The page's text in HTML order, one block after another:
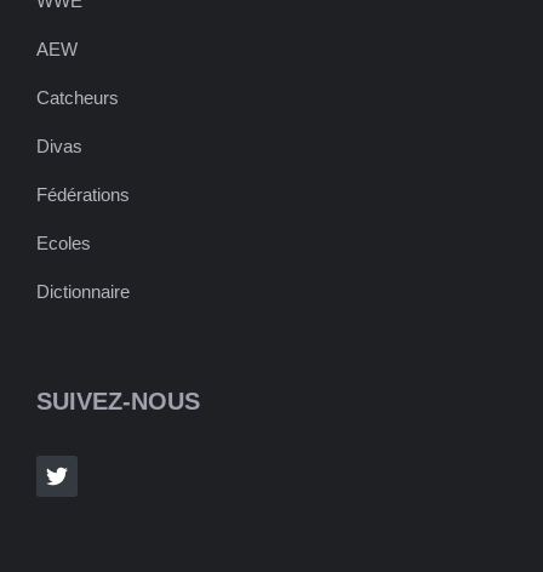
AEW
Catcheurs
Divas
Fédérations
Ecoles
Dictionnaire
SUIVEZ-NOUS